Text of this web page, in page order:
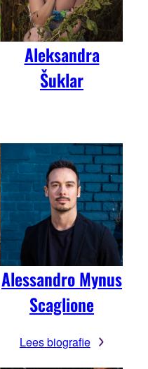
Aleksandra
Šuklar
Alessandro Mynus
Scaglione
Lees biografie